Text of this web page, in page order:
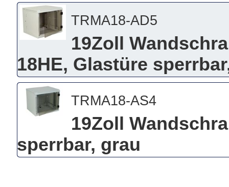
TRMA18-AD5
19Zoll
18HE, Glastüre
TRMA18-AS4
19Zoll
sperrbar, grau